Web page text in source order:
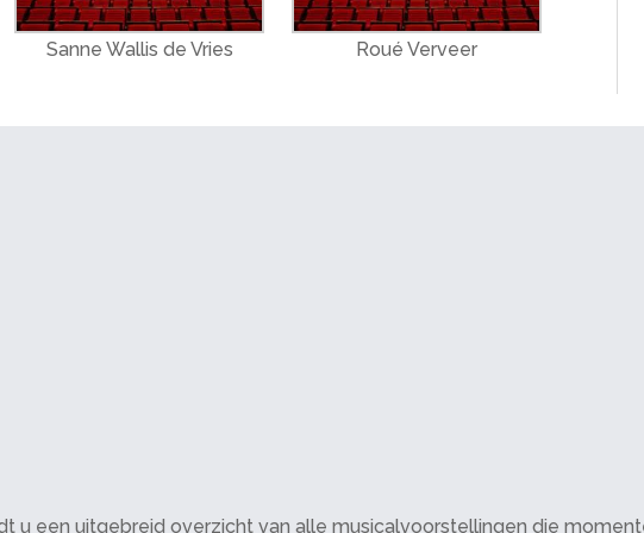
Sanne Wallis de Vries Roué Verveer
u een uitgebreid overzicht van alle musicalvoorstellingen die